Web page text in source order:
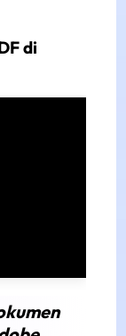
di